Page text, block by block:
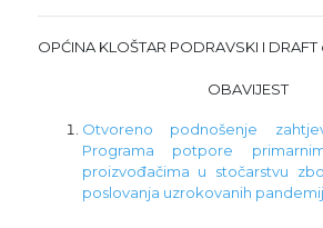
OPĆINA KLOŠTAR PODRAVSKI I DRAFT
OBAVIJEST
Otvoreno podnošenje
Programa potpore
proizvođačima u stočarstvu
poslovanja uzrokovanih